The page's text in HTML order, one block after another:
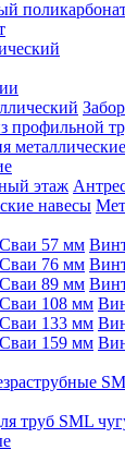
профильной